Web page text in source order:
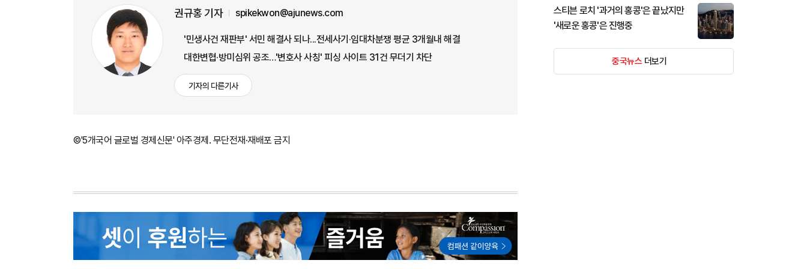
권규홍 기자 spikekwon@ajunews.com
'민생사건 재판부' 서민 해결사 되나...전세사기·임대차분쟁 평균 3개월내 해결
대한변협·방미심위 공조…'변호사 사칭' 피싱 사이트 31건 무더기 차단
기자의 다른기사
©'5개국어 글로벌 경제신문' 아주경제. 무단전재·재배포 금지
스티븐 로치 '과거의 홍콩'은 끝났지만
'새로운 홍콩'은 진행중
중국뉴스더보기